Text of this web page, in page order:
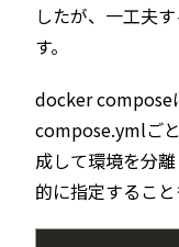
したが、一工夫
す。
docker compose
compose.ymlご
成して環境を分
的に指定すること